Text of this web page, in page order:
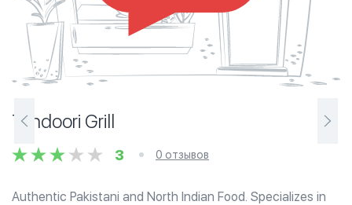
Tandoori Grill
3 0 отзывов
Authentic Pakistani and North Indian Food. Specializes in